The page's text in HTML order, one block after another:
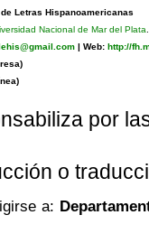
Letras Hispanoamericanas
Nacional de Mar del Plata
| Web: http://
por
o
a: